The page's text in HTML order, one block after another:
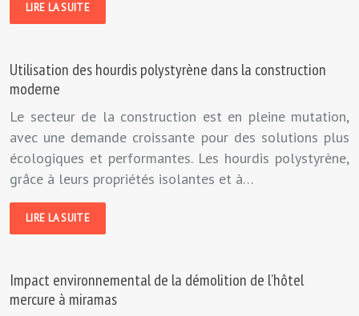
LIRE LA SUITE
Utilisation des hourdis polystyrène dans la construction
moderne
Le secteur de la construction est en pleine mutation,
avec une demande croissante pour des solutions plus
écologiques et performantes. Les hourdis polystyrène,
grâce à leurs propriétés isolantes et à…
LIRE LA SUITE
Impact environnemental de la démolition de l’hôtel
mercure à miramas